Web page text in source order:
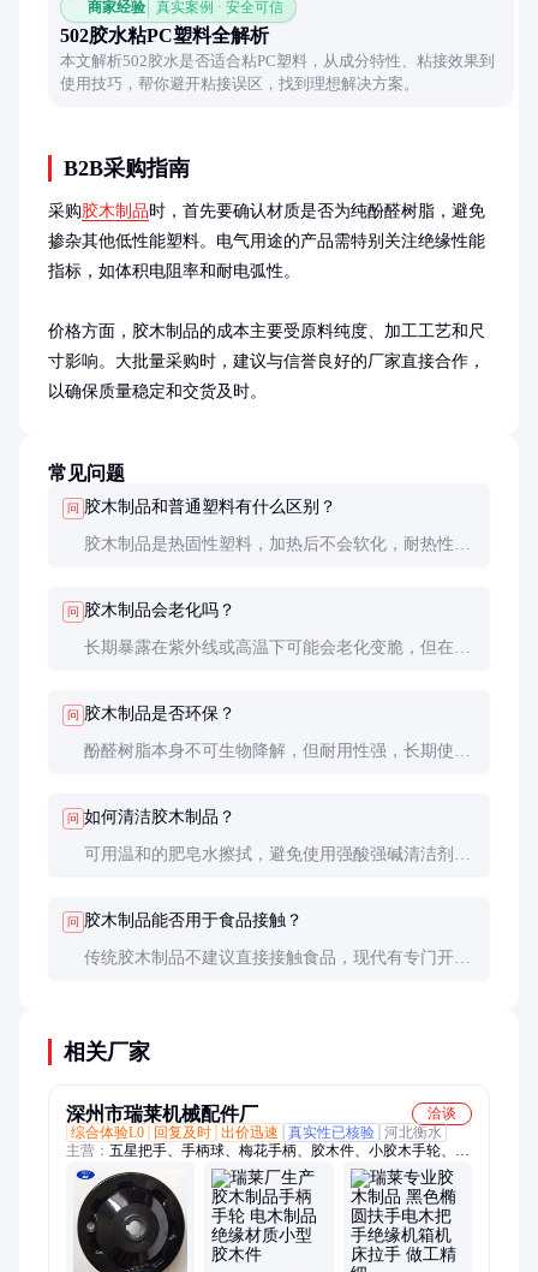
商家经验 真实案例 · 安全可信
502胶水粘PC塑料全解析
本文解析502胶水是否适合粘PC塑料，从成分特性、粘接效果到
使用技巧，帮你避开粘接误区，找到理想解决方案。
B2B采购指南
采购胶木制品时，首先要确认材质是否为纯酚醛树脂，避免
掺杂其他低性能塑料。电气用途的产品需特别关注绝缘性能
指标，如体积电阻率和耐电弧性。
价格方面，胶木制品的成本主要受原料纯度、加工工艺和尺
寸影响。大批量采购时，建议与信誉良好的厂家直接合作，
以确保质量稳定和交货及时。
常见问题
问 胶木制品和普通塑料有什么区别？
胶木制品是热固性塑料，加热后不会软化，耐热性和
问 胶木制品会老化吗？
长期暴露在紫外线或高温下可能会老化变脆，但在室
问 胶木制品是否环保？
酚醛树脂本身不可生物降解，但耐用性强，长期使用
问 如何清洁胶木制品？
可用温和的肥皂水擦拭，避免使用强酸强碱清洁剂，
问 胶木制品能否用于食品接触？
传统胶木制品不建议直接接触食品，现代有专门开发
相关厂家
深州市瑞莱机械配件厂
洽谈
综合体验L0
回复及时 出价迅速 真实性已核验 河北衡水
主营： 五星把手、手柄球、梅花手柄、胶木件、小胶木手轮、大
把手、手摇轮、圆手轮、手轮、三角箭、标准件、方拉手、铝油
标、铝手轮、摇手柄、内波纹、手柄套、灶把手、铝拉手、圆拉
手、通孔把手、机械操作件、长把手、包装机械把手手轮、调节
把手